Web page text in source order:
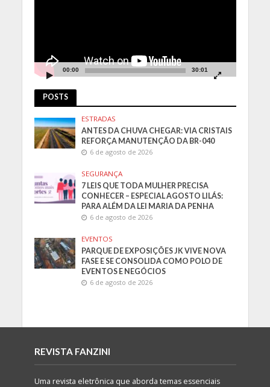
00:00 30:01
POSTS
ESTRADAS
ANTES DA CHUVA CHEGAR: VIA CRISTAIS
REFORÇA MANUTENÇÃO DA BR-040
6 de agosto de 2026
SEGURANÇA
7 LEIS QUE TODA MULHER PRECISA
CONHECER – ESPECIAL AGOSTO LILÁS:
PARA ALÉM DA LEI MARIA DA PENHA
6 de agosto de 2026
EVENTOS
PARQUE DE EXPOSIÇÕES JK VIVE NOVA
FASE E SE CONSOLIDA COMO POLO DE
EVENTOS E NEGÓCIOS
6 de agosto de 2026
REVISTA FANZINI
Uma revista eletrônica que aborda temas essenciais